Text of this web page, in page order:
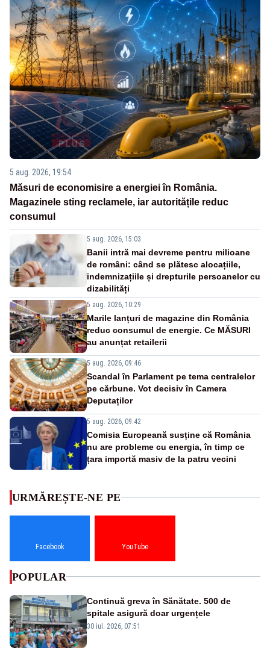
5 aug. 2026, 19:54
Măsuri de economisire a energiei în România.
Magazinele sting reclamele, iar autoritățile reduc
consumul
5 aug. 2026, 15:03
Banii intră mai devreme pentru milioane
de români: când se plătesc alocațiile,
indemnizațiile și drepturile persoanelor cu
dizabilități
5 aug. 2026, 10:29
Marile lanțuri de magazine din România
reduc consumul de energie. Ce MĂSURI
au anunțat retailerii
5 aug. 2026, 09:46
Scandal în Parlament pe tema centralelor
pe cărbune. Vot decisiv în Camera
Deputaților
5 aug. 2026, 09:42
Comisia Europeană susține că România
nu are probleme cu energia, în timp ce
țara importă masiv de la patru vecini
URMĂREȘTE-NE PE
Facebook YouTube
POPULAR
Continuă greva în Sănătate. 500 de
spitale asigură doar urgențele
30 iul. 2026, 07:51